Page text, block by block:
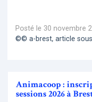
Posté le 30 novembre
©© a-brest, article
Animacoop :
sessions 2026 à